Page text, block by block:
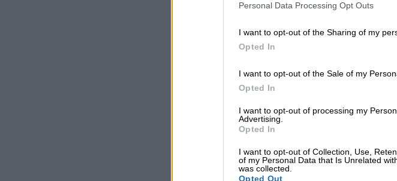
Personal Data Processing Opt Outs
I want to opt-out of the Sharing of my
Opted In
I want to opt-out of the Sale of my
Opted In
I want to opt-out of processing my
Advertising.
Opted In
I want to opt-out of Collection, Use,
of my Personal Data that Is Unrelated
was collected.
Opted Out
Immagina:
onde di una
sospettare nulla,
direttamente negli
calamaro scioccato
fissa l'etichetta con
la strana specie
Tuttavia, se si
aspirante di
papille gustative e
versione leggera,
un fruttato
aromi del luppolo e